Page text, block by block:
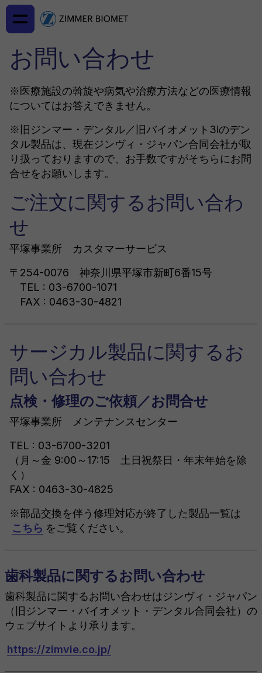
お問い合わせ
※医療施設の斡旋や病気や治療方法などの医療情報
についてはお答えできません。
※旧ジンマー・デンタル／旧バイオメット3iのデン
タル製品は、現在ジンヴィ・ジャパン合同会社が取
り扱っておりますので、お手数ですがそちらにお問
合せをお願いします。
ご注文に関するお問い合わ
せ
平塚事業所 カスタマーサービス
〒254-0076 神奈川県平塚市新町6番15号
TEL : 03-6700-1071
FAX : 0463-30-4821
サージカル製品に関するお
問い合わせ
点検・修理のご依頼／お問合せ
平塚事業所 メンテナンスセンター
TEL : 03-6700-3201
（月～金 9:00～17:15 土日祝祭日・年末年始を除
く）
FAX : 0463-30-4825
※部品交換を伴う修理対応が終了した製品一覧は
こちら をご覧ください。
歯科製品に関するお問い合わせ
歯科製品に関するお問い合わせはジンヴィ・ジャパン
（旧ジンマー・バイオメット・デンタル合同会社）の
ウェブサイトより承ります。
https://zimvie.co.jp/